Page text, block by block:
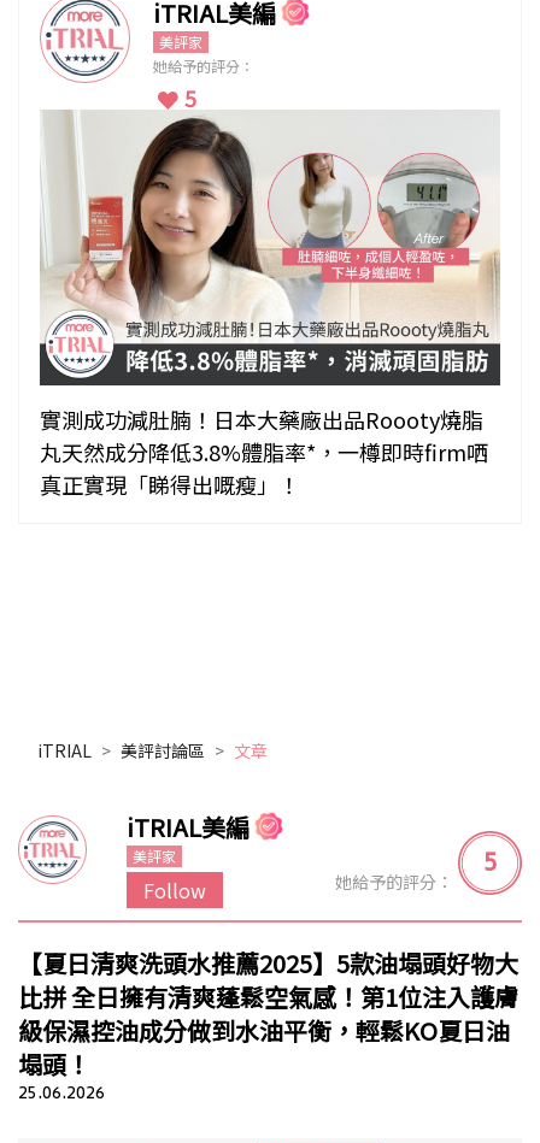
iTRIAL美編
美評家
她給予的評分：
5
實測成功減肚腩！日本大藥廠出品Roooty燒脂
丸天然成分降低3.8%體脂率*，一樽即時firm哂
真正實現「睇得出嘅瘦」！
iTRIAL 美評討論區 文章
iTRIAL美編
美評家
Follow 她給予的評分： 5
【夏日清爽洗頭水推薦2025】5款油塌頭好物大
比拼 全日擁有清爽蓬鬆空氣感！第1位注入護膚
級保濕控油成分做到水油平衡，輕鬆KO夏日油
塌頭！
25.06.2026